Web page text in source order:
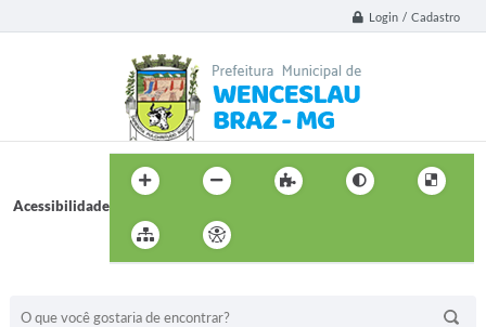
Login / Cadastro
Acessibilidade